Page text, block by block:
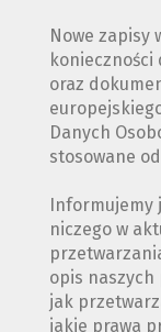
Nowe zapisy
konieczności
oraz
Danych
stosowane
Informujemy
niczego w
opis naszych
jak
jakie prawa